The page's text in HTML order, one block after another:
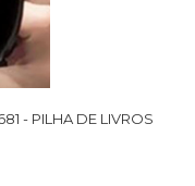
- PILHA DE LIVROS